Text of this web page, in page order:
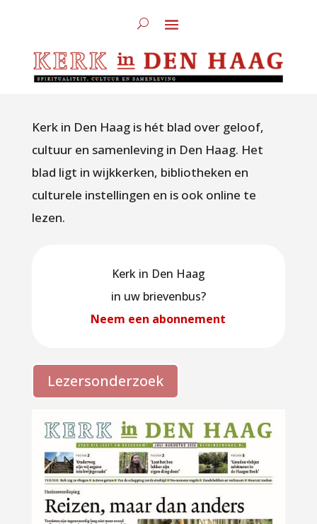
Kerk in Den Haag is hét blad over geloof,
cultuur en samenleving in Den Haag. Het
blad ligt in wijkkerken, bibliotheken en
culturele instellingen en is ook online te
lezen.
Kerk in Den Haag
in uw brievenbus?
Neem een abonnement
Lezersonderzoek